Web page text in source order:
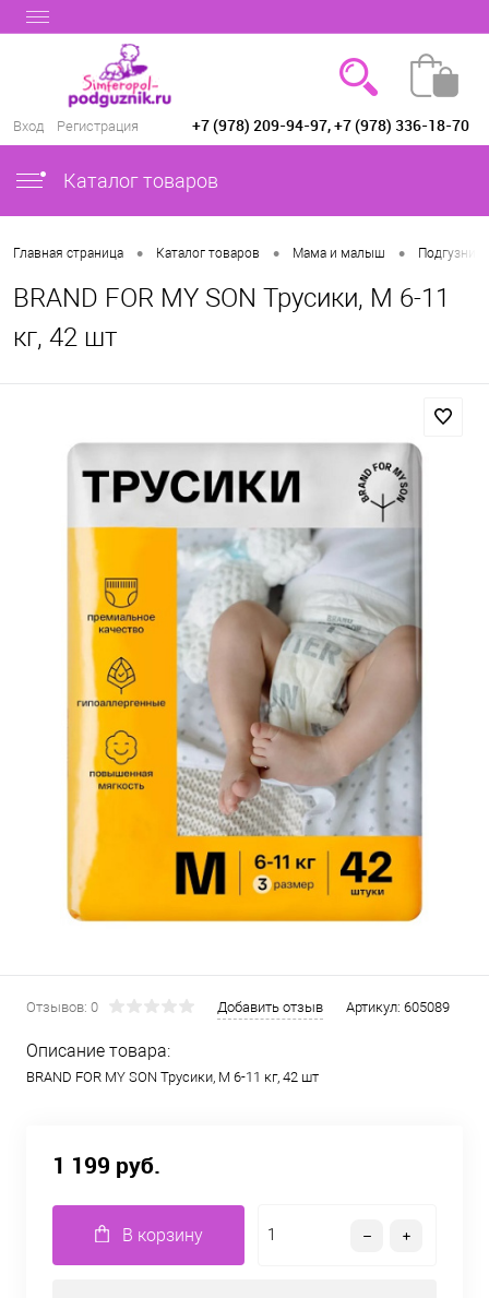
Вход Регистрация +7 (978) 209-94-97, +7 (978) 336-18-70
Каталог товаров
Главная страница • Каталог товаров • Мама и малыш •
BRAND FOR MY SON Трусики, M 6-11
кг, 42 шт
Отзывов: 0 Добавить отзыв Артикул: 605089
Описание товара:
BRAND FOR MY SON Трусики, M 6-11 кг, 42 шт
1 199 руб.
В корзину